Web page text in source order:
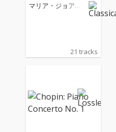
マリア・ジョア
21 tracks